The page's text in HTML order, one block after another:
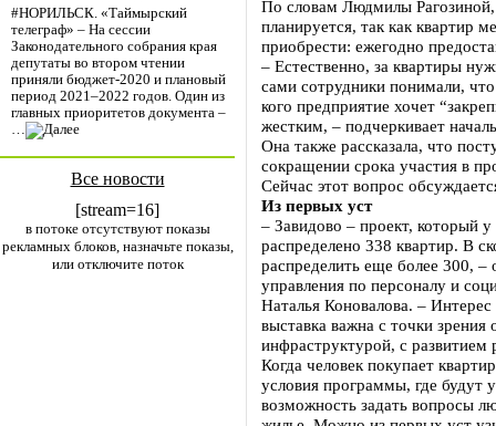
#НОРИЛЬСК. «Таймырский
телеграф» – На сессии
Законодательного собрания края
депутаты во втором чтении
приняли бюджет-2020 и плановый
период 2021–2022 годов. Один из
главных приоритетов документа –
…
Все новости
[stream=16]
в потоке отсутствуют показы
рекламных блоков, назначьте показы,
или отключите поток
По словам Людмилы Рагозиной,
планируется, так как квартир
приобрести: ежегодно
– Естественно, за квартиры
сами сотрудники понимали,
кого предприятие хочет
жестким, – подчеркивает
Она также рассказала, что
сокращении срока участия в
Сейчас этот вопрос
Из первых уст
– Завидово – проект, который у
распределено 338 квартир. В
распределить еще более 300, –
управления по персоналу и
Наталья Коновалова. –
выставка важна с точки
инфраструктурой, с
Когда человек покупает
условия программы, где будут
возможность задать вопросы